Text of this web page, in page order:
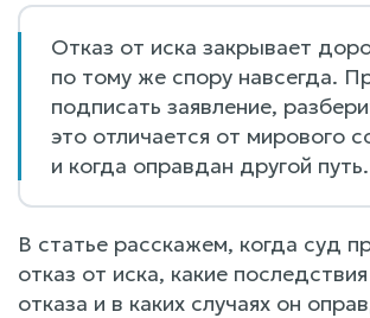
Отказ от иска закрывает
по тому же спору навсегда.
подписать заявление,
это отличается от мирового
и когда оправдан другой путь.
В статье расскажем, когда суд
отказ от иска, какие
отказа и в каких случаях он